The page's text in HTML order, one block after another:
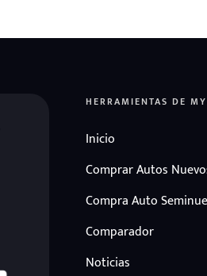
HERRAMIENTAS DE
Inicio
Comprar Autos
Compra Auto
Comparador
Noticias